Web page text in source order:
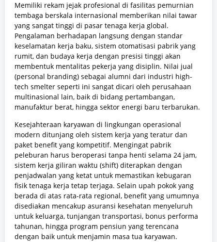
Memiliki rekam jejak profesional di fasilitas pemurnian
tembaga berskala internasional memberikan nilai tawar
yang sangat tinggi di pasar tenaga kerja global.
Pengalaman berhadapan langsung dengan standar
keselamatan kerja baku, sistem otomatisasi pabrik yang
rumit, dan budaya kerja dengan presisi tinggi akan
membentuk mentalitas pekerja yang disiplin. Nilai jual
(personal branding) sebagai alumni dari industri high-
tech smelter seperti ini sangat dicari oleh perusahaan
multinasional lain, baik di bidang pertambangan,
manufaktur berat, hingga sektor energi baru terbarukan.
Kesejahteraan karyawan di lingkungan operasional
modern ditunjang oleh sistem kerja yang teratur dan
paket benefit yang kompetitif. Mengingat pabrik
peleburan harus beroperasi tanpa henti selama 24 jam,
sistem kerja giliran waktu (shift) diterapkan dengan
penjadwalan yang ketat untuk memastikan kebugaran
fisik tenaga kerja tetap terjaga. Selain upah pokok yang
berada di atas rata-rata regional, benefit yang umumnya
disediakan mencakup asuransi kesehatan menyeluruh
untuk keluarga, tunjangan transportasi, bonus performa
tahunan, hingga program pensiun yang terencana
dengan baik untuk menjamin masa tua karyawan.